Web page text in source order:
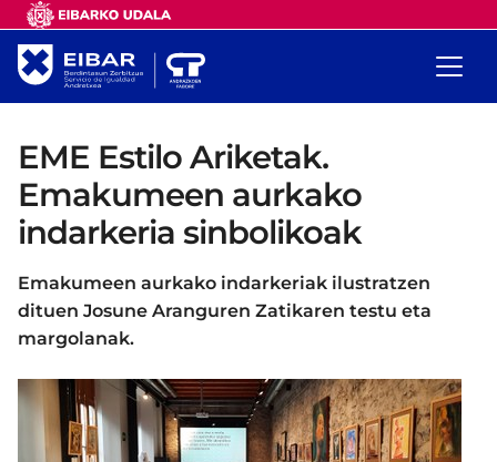
EME Estilo Ariketak.
Emakumeen aurkako
indarkeria sinbolikoak
Emakumeen aurkako indarkeriak ilustratzen
dituen Josune Aranguren Zatikaren testu eta
margolanak.